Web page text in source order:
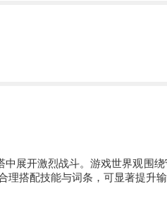
展开激烈战斗。游戏世界观围
理搭配技能与词条，可显著提升